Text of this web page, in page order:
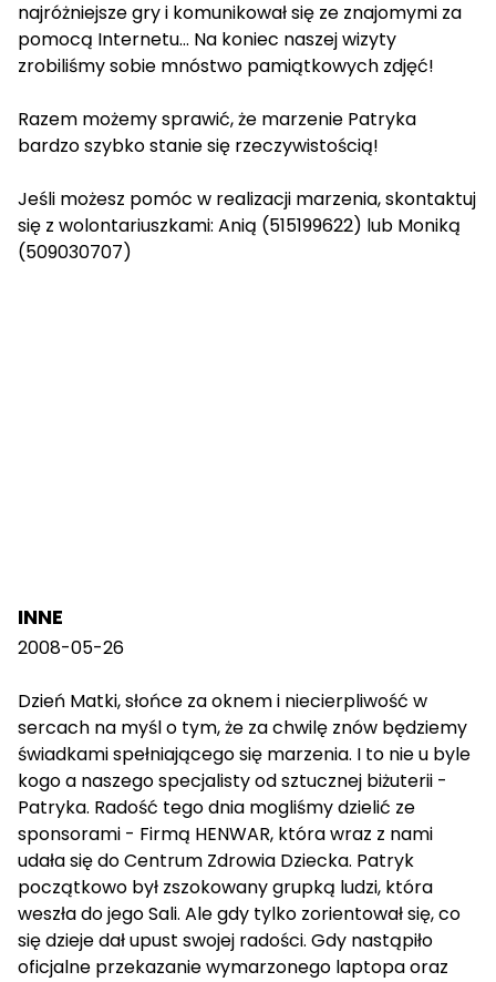
najróżniejsze gry i komunikował się ze znajomymi za
pomocą Internetu... Na koniec naszej wizyty
zrobiliśmy sobie mnóstwo pamiątkowych zdjęć!
Razem możemy sprawić, że marzenie Patryka
bardzo szybko stanie się rzeczywistością!
Jeśli możesz pomóc w realizacji marzenia, skontaktuj
się z wolontariuszkami: Anią (515199622) lub Moniką
(509030707)
INNE
2008-05-26
Dzień Matki, słońce za oknem i niecierpliwość w
sercach na myśl o tym, że za chwilę znów będziemy
świadkami spełniającego się marzenia. I to nie u byle
kogo a naszego specjalisty od sztucznej biżuterii -
Patryka. Radość tego dnia mogliśmy dzielić ze
sponsorami - Firmą HENWAR, która wraz z nami
udała się do Centrum Zdrowia Dziecka. Patryk
początkowo był zszokowany grupką ludzi, która
weszła do jego Sali. Ale gdy tylko zorientował się, co
się dzieje dał upust swojej radości. Gdy nastąpiło
oficjalne przekazanie wymarzonego laptopa oraz